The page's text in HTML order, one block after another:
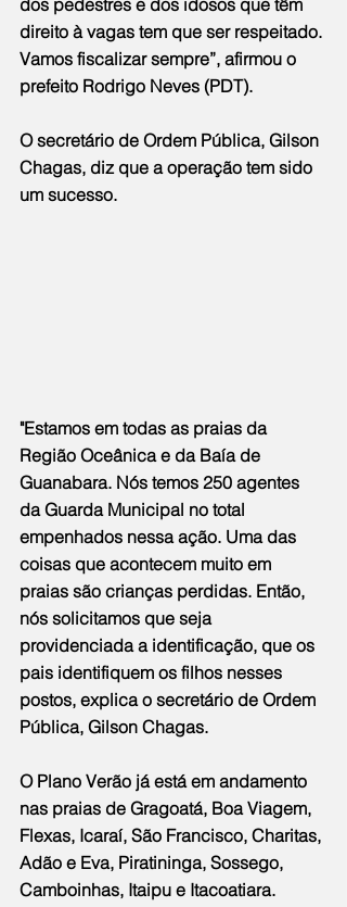
dos pedestres e dos idosos que têm
direito à vagas tem que ser respeitado.
Vamos fiscalizar sempre”, afirmou o
prefeito Rodrigo Neves (PDT).
O secretário de Ordem Pública, Gilson
Chagas, diz que a operação tem sido
um sucesso.
"Estamos em todas as praias da
Região Oceânica e da Baía de
Guanabara. Nós temos 250 agentes
da Guarda Municipal no total
empenhados nessa ação. Uma das
coisas que acontecem muito em
praias são crianças perdidas. Então,
nós solicitamos que seja
providenciada a identificação, que os
pais identifiquem os filhos nesses
postos, explica o secretário de Ordem
Pública, Gilson Chagas.
O Plano Verão já está em andamento
nas praias de Gragoatá, Boa Viagem,
Flexas, Icaraí, São Francisco, Charitas,
Adão e Eva, Piratininga, Sossego,
Camboinhas, Itaipu e Itacoatiara.